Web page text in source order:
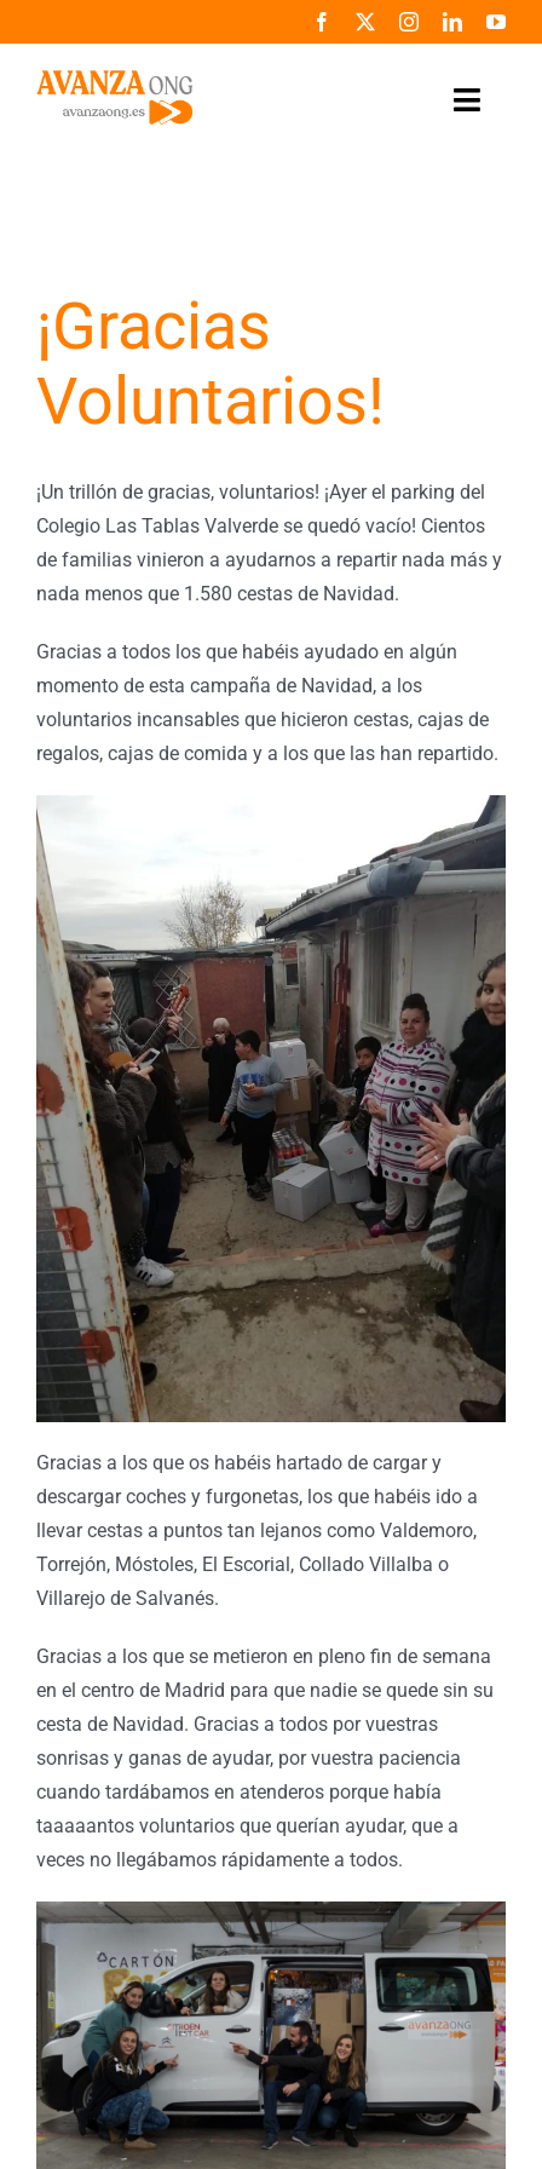
al
contenido
Toggle
Colabora
Noticias
Zona de prensa
¡Gracias
Voluntarios!
¡Un trillón de gracias, voluntarios! ¡Ayer el parking del
Colegio Las Tablas Valverde se quedó vacío! Cientos
de familias vinieron a ayudarnos a repartir nada más y
nada menos que 1.580 cestas de Navidad.
Gracias a todos los que habéis ayudado en algún
momento de esta campaña de Navidad, a los
voluntarios incansables que hicieron cestas, cajas de
regalos, cajas de comida y a los que las han repartido.
Gracias a los que os habéis hartado de cargar y
descargar coches y furgonetas, los que habéis ido a
llevar cestas a puntos tan lejanos como Valdemoro,
Torrejón, Móstoles, El Escorial, Collado Villalba o
Villarejo de Salvanés.
Gracias a los que se metieron en pleno fin de semana
en el centro de Madrid para que nadie se quede sin su
cesta de Navidad. Gracias a todos por vuestras
sonrisas y ganas de ayudar, por vuestra paciencia
cuando tardábamos en atenderos porque había
taaaaantos voluntarios que querían ayudar, que a
veces no llegábamos rápidamente a todos.